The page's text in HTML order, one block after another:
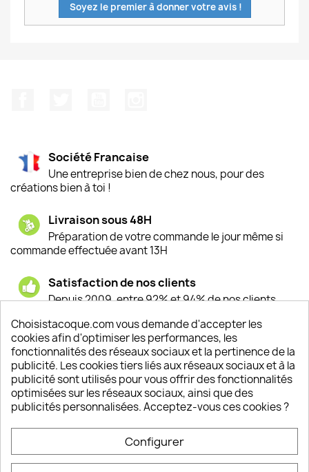
Soyez le premier à donner votre avis !
Société Francaise
Une entreprise bien de chez nous, pour des
créations bien à toi !
Livraison sous 48H
Préparation de votre commande le jour même si
commande effectuée avant 13H
Satisfaction de nos clients
Depuis 2009, entre 92% et 94% de nos clients
Un SAV à votre écoute
Notre SAV est disponible 6/7J de 10h à 18H
INFORMATIONS 
Choisistacoque.com vous demande d'accepter les
cookies afin d'optimiser les performances, les
fonctionnalités des réseaux sociaux et la pertinence de la
publicité. Les cookies tiers liés aux réseaux sociaux et à la
publicité sont utilisés pour vous offrir des fonctionnalités
optimisées sur les réseaux sociaux, ainsi que des
publicités personnalisées. Acceptez-vous ces cookies ?
Configurer